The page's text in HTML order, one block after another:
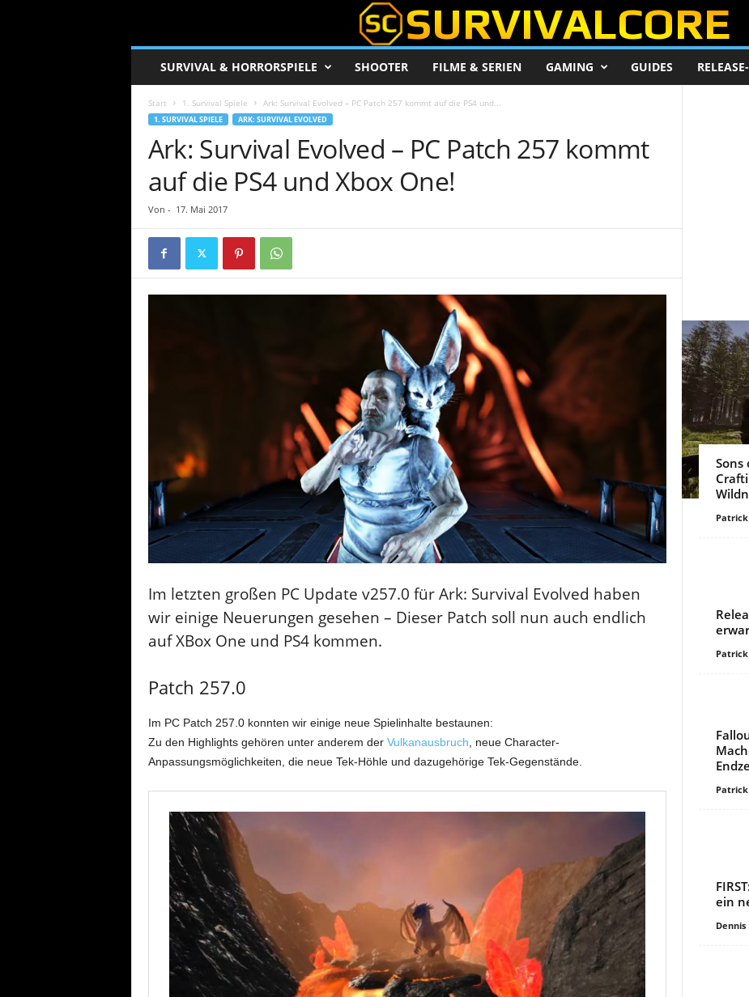
r
d
SURVIVAL & HORRORSPIELE SHOOTER FILME & SERIEN GAMING GUIDES
Start 1. Survival Spiele Ark: Survival Evolved – PC Patch 257 kommt auf die PS4 und...
1. SURVIVAL SPIELE ARK: SURVIVAL EVOLVED
Ark: Survival Evolved – PC Patch 257 kommt
auf die PS4 und Xbox One!
Von - 17. Mai 2017
Im letzten großen PC Update v257.0 für Ark: Survival Evolved haben
wir einige Neuerungen gesehen – Dieser Patch soll nun auch endlich
auf XBox One und PS4 kommen.
Patch 257.0
Im PC Patch 257.0 konnten wir einige neue Spielinhalte bestaunen:
Zu den Highlights gehören unter anderem der Vulkanausbruch , neue Character-
Anpassungsmöglichkeiten, die neue Tek-Höhle und dazugehörige Tek-Gegenstände.
Sons
Patrick
Patrick
Patrick
ein
Dennis